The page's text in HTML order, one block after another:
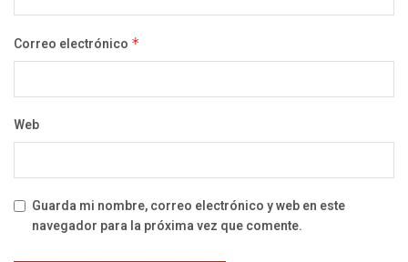
Correo electrónico *
Web
Guarda mi nombre, correo electrónico y web en este
navegador para la próxima vez que comente.